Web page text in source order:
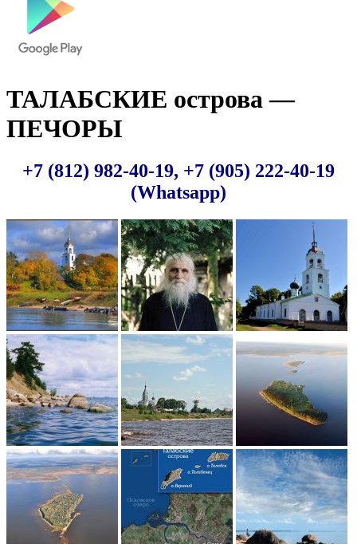
ТАЛАБСКИЕ острова —
ПЕЧОРЫ
+7 (812) 982-40-19, +7 (905) 222-40-19
(Whatsapp)